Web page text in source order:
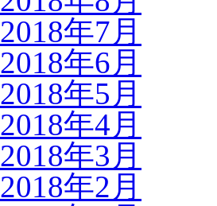
2018年7月
2018年6月
2018年5月
2018年4月
2018年3月
2018年2月